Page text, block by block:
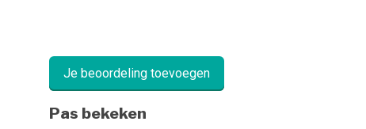
Je beoordeling toevoegen
Pas bekeken